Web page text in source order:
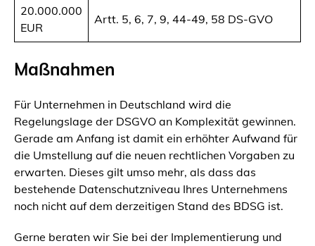
20.000.000
EUR
Artt. 5, 6, 7, 9, 44-49, 58 DS-GVO
Maßnahmen
Für Unternehmen in Deutschland wird die
Regelungslage der DSGVO an Komplexität gewinnen.
Gerade am Anfang ist damit ein erhöhter Aufwand für
die Umstellung auf die neuen rechtlichen Vorgaben zu
erwarten. Dieses gilt umso mehr, als dass das
bestehende Datenschutzniveau Ihres Unternehmens
noch nicht auf dem derzeitigen Stand des BDSG ist.
Gerne beraten wir Sie bei der Implementierung und